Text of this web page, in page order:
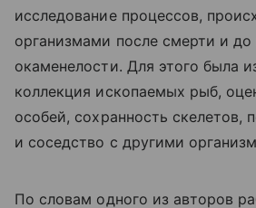
исследование процессов,
организмами после смерти и
окаменелости. Для этого была
коллекция ископаемых рыб,
особей, сохранность скелетов,
и соседство с другими
По словам одного из авторов